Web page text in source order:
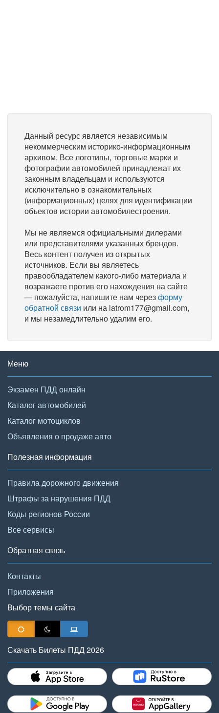
Данный ресурс является независимым
некоммерческим историко-информационным
архивом. Все логотипы, торговые марки и
фотографии автомобилей принадлежат их
законным владельцам и используются
исключительно в ознакомительных
(информационных) целях для идентификации
объектов истории автомобилестроения.
Мы не являемся официальными дилерами
или представителями указанных брендов.
Весь контент получен из открытых
источников. Если вы являетесь
правообладателем какого-либо материала и
возражаете против его нахождения на сайте
— пожалуйста, напишите нам черезформу
обратной связи или на latrom177@gmail.com,
и мы незамедлительно удалим его.
Меню
Экзамен ПДД онлайн
Каталог автомобилей
Каталог мотоциклов
Объявления о продаже авто
Полезная информация
Правила дорожного движения
Штрафы за нарушения ПДД
Коды регионов России
Все сервисы
Обратная связь
Контакты
Приложения
Выбор темы сайта
Скачать Билеты ПДД 2026